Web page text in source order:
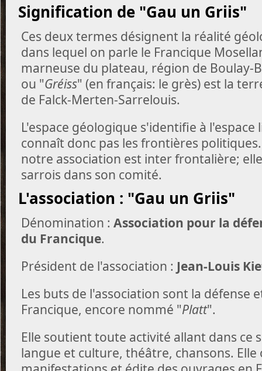
Signification de "Gau un Griis"
Ces deux termes désignent la réalité
dans lequel on parle le Francique
marneuse du plateau, région de Boulay-
ou "Gréiss" (en français: le grès) est la
de Falck-Merten-Sarrelouis.
L'espace géologique s'identifie à
connaît donc pas les frontières
notre association est inter frontalière;
sarrois dans son comité.
L'association : "Gau un Griis"
Dénomination : Association pour la
du Francique.
Président de l'association : Jean-Louis
Les buts de l'association sont la défense
Francique, encore nommé "Platt".
Elle soutient toute activité allant dans ce
langue et culture, théâtre, chansons. Elle